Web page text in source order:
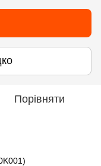
Порівняти